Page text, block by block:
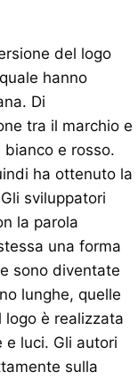
del logo
hanno
Di
tra il marchio e
e rosso.
ha ottenuto la
sviluppatori
la parola
una forma
sono diventate
lunghe, quelle
è realizzata
e luci. Gli autori
sulla